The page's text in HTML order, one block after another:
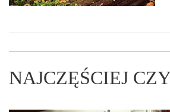
NAJCZĘŚCIEJ